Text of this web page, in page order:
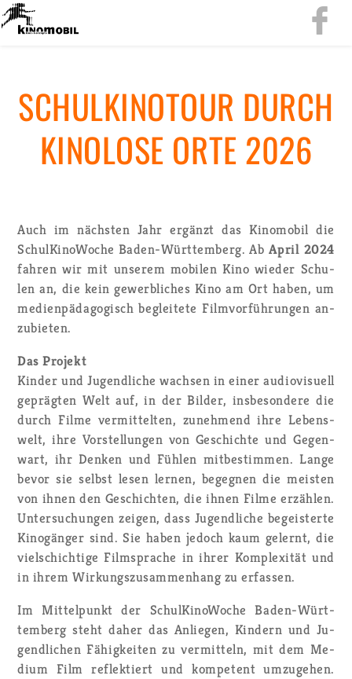
SCHUL­KI­NO­TOUR DURCH
KI­NO­LO­SE ORTE 2026
Auch im nächs­ten Jahr er­gänzt das Ki­no­mo­bil die
Schul­Ki­no­Wo­che Ba­den-Würt­tem­berg. Ab April 2024
fah­ren wir mit un­se­rem mo­bi­len Kino wie­der Schu­
len an, die kein ge­werb­li­ches Kino am Ort haben, um
me­di­en­päd­ago­gisch be­glei­te­te Film­vor­füh­run­gen an­
zu­bie­ten.
Das Pro­jekt
Kin­der und Ju­gend­li­che wach­sen in einer au­dio­vi­su­ell
ge­präg­ten Welt auf, in der Bil­der, ins­be­son­de­re die
durch Filme ver­mit­tel­ten, zu­neh­mend ihre Le­bens­
welt, ihre Vor­stel­lun­gen von Ge­schich­te und Ge­gen­
wart, ihr Den­ken und Füh­len mit­be­stim­men. Lange
bevor sie selbst lesen ler­nen, be­geg­nen die meis­ten
von ihnen den Ge­schich­ten, die ihnen Filme er­zäh­len.
Un­ter­su­chun­gen zei­gen, dass Ju­gend­li­che be­geis­ter­te
Ki­no­gän­ger sind. Sie haben je­doch kaum ge­lernt, die
viel­schich­ti­ge Film­spra­che in ihrer Kom­ple­xi­tät und
in ihrem Wir­kungs­zu­sam­men­hang zu er­fas­sen.
Im Mit­tel­punkt der Schul­Ki­no­Wo­che Ba­den-Würt­
tem­berg steht daher das An­lie­gen, Kin­dern und Ju­
gend­li­chen Fä­hig­kei­ten zu ver­mit­teln, mit dem Me­
di­um Film re­flek­tiert und kom­pe­tent um­zu­ge­hen.